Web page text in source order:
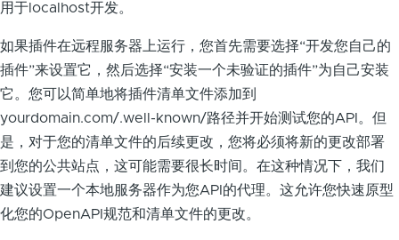
用于localhost开发。
如果插件在远程服务器上运行，您首先需要选择“开发您自己的
插件”来设置它，然后选择“安装一个未验证的插件”为自己安装
它。您可以简单地将插件清单文件添加到
yourdomain.com/.well-known/路径并开始测试您的API。但
是，对于您的清单文件的后续更改，您将必须将新的更改部署
到您的公共站点，这可能需要很长时间。在这种情况下，我们
建议设置一个本地服务器作为您API的代理。这允许您快速原型
化您的OpenAPI规范和清单文件的更改。